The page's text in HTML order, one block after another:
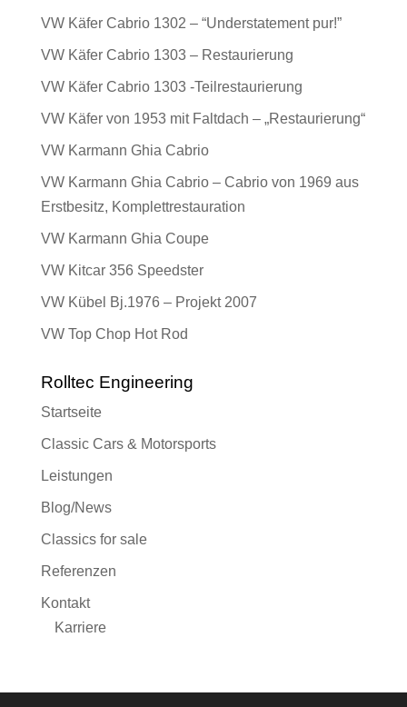
VW Käfer Cabrio 1302 – “Understatement pur!”
VW Käfer Cabrio 1303 – Restaurierung
VW Käfer Cabrio 1303 -Teilrestaurierung
VW Käfer von 1953 mit Faltdach – „Restaurierung“
VW Karmann Ghia Cabrio
VW Karmann Ghia Cabrio – Cabrio von 1969 aus
Erstbesitz, Komplettrestauration
VW Karmann Ghia Coupe
VW Kitcar 356 Speedster
VW Kübel Bj.1976 – Projekt 2007
VW Top Chop Hot Rod
Rolltec Engineering
Startseite
Classic Cars & Motorsports
Leistungen
Blog/News
Classics for sale
Referenzen
Kontakt
Karriere